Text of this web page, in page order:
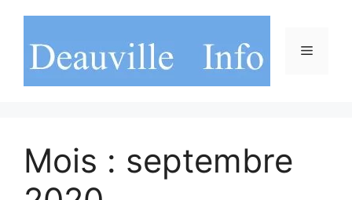
contenu
Menu
Mois : septembre